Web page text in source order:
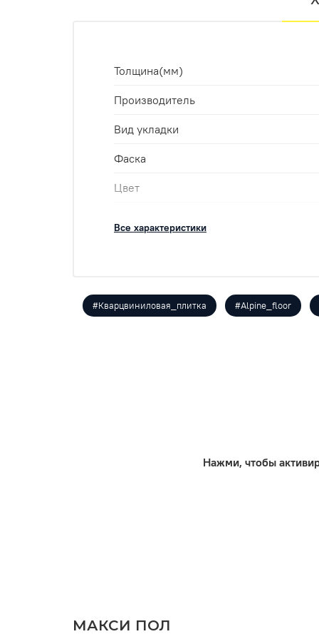
Толщина(мм)
Производитель
Вид укладки
Фаска
Цвет
Размеры
Все характеристики
#Кварцвиниловая_плитка #Alpine_floor
Нажми, чтобы
МАКСИ ПОЛ